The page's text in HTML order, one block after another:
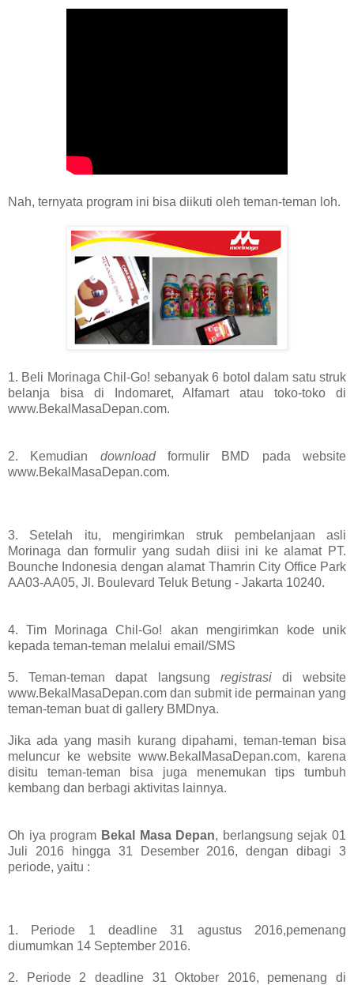
Nah, ternyata program ini bisa diikuti oleh teman-teman loh.
1. Beli Morinaga Chil-Go! sebanyak 6 botol dalam satu struk
belanja bisa di Indomaret, Alfamart atau toko-toko di
www.BekalMasaDepan.com.
2. Kemudian downloadformulir BMD pada website
www.BekalMasaDepan.com.
3. Setelah itu, mengirimkan struk pembelanjaan asli
Morinaga dan formulir yang sudah diisi ini ke alamat PT.
Bounche Indonesia dengan alamat Thamrin City Office Park
AA03-AA05, Jl. Boulevard Teluk Betung - Jakarta 10240.
4. Tim Morinaga Chil-Go! akan mengirimkan kode unik
kepada teman-teman melalui email/SMS
5. Teman-teman dapat langsung registrasidi website
www.BekalMasaDepan.com dan submit ide permainan yang
teman-teman buatdi gallery BMDnya.
Jika ada yang masih kurang dipahami, teman-teman bisa
meluncur ke website www.BekalMasaDepan.com, karena
disitu teman-teman bisa juga menemukan tips tumbuh
kembang dan berbagi aktivitas lainnya.
Oh iya program Bekal Masa Depan, berlangsung sejak 01
Juli 2016 hingga 31 Desember 2016, dengan dibagi 3
periode, yaitu :
1. Periode 1 deadline 31 agustus 2016,pemenang
diumumkan 14 September 2016.
2. Periode 2 deadline 31 Oktober 2016, pemenang di